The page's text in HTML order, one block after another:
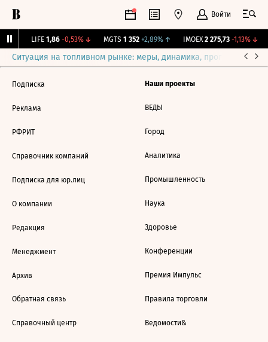
Войти
LIFE 1,86 -0,53%↓ MGTS 1 352 +2,89%↑ IMOEX 2 275,73 -1,13%↓
Ситуация на топливном рынке: меры, динамика, прогнозы
Подписка
Реклама
РФРИТ
Справочник компаний
Подписка для юр.лиц
О компании
Редакция
Менеджмент
Архив
Обратная связь
Справочный центр
Наши проекты
ВЕДЫ
Город
Аналитика
Промышленность
Наука
Здоровье
Конференции
Премия Импульс
Правила торговли
Ведомости&